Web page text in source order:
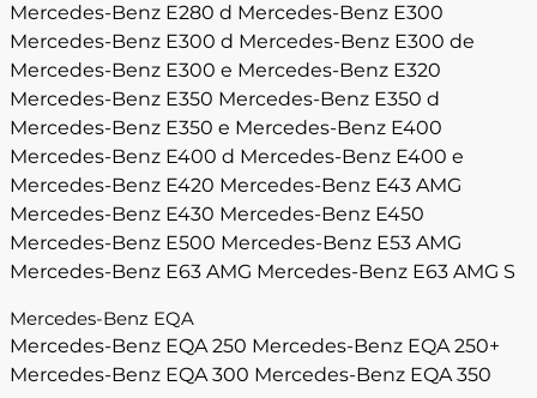
Mercedes-Benz E280 d Mercedes-Benz E300
Mercedes-Benz E300 d Mercedes-Benz E300 de
Mercedes-Benz E300 e Mercedes-Benz E320
Mercedes-Benz E350 Mercedes-Benz E350 d
Mercedes-Benz E350 e Mercedes-Benz E400
Mercedes-Benz E400 d Mercedes-Benz E400 e
Mercedes-Benz E420 Mercedes-Benz E43 AMG
Mercedes-Benz E430 Mercedes-Benz E450
Mercedes-Benz E500 Mercedes-Benz E53 AMG
Mercedes-Benz E63 AMG Mercedes-Benz E63 AMG S
Mercedes-Benz EQA
Mercedes-Benz EQA 250 Mercedes-Benz EQA 250+
Mercedes-Benz EQA 300 Mercedes-Benz EQA 350